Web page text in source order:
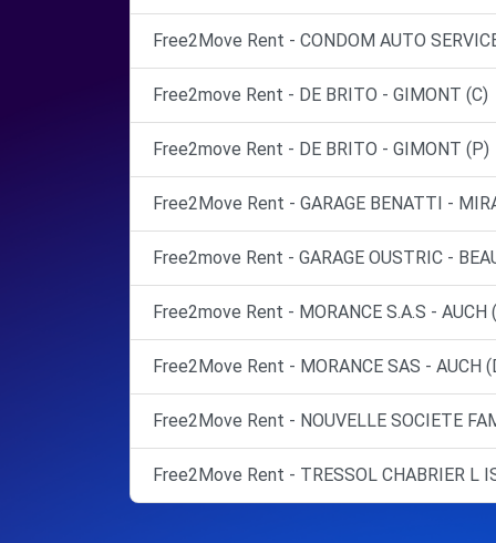
Free2Move Rent - CONDOM AUTO
Free2move Rent - DE BRITO - GIMONT (C)
Free2move Rent - DE BRITO - GIMONT (P)
Free2Move Rent - GARAGE BENATTI -
Free2move Rent - GARAGE OUSTRIC -
Free2move Rent - MORANCE S.A.S - AUCH
Free2Move Rent - MORANCE SAS - AUCH
Free2Move Rent - NOUVELLE SOCIETE
Free2Move Rent - TRESSOL CHABRIER L